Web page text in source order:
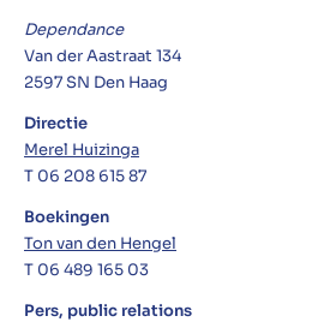
Dependance
Van der Aastraat 134
2597 SN Den Haag
Directie
Merel Huizinga
T 06 208 615 87
Boekingen
Ton van den Hengel
T 06 489 165 03
Pers, public relations